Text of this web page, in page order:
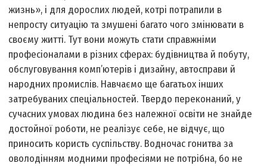
жизнь», і для дорослих людей, котрі потрапили в
непросту ситуацію та змушені багато чого змінювати в
своєму житті. Тут вони можуть стати справжніми
професіоналами в різних сферах: будівництва й побуту,
обслуговування комп’ютерів і дизайну, автосправи й
народних промислів. Навчаємо ще багатьох інших
затребуваних спеціальностей. Твердо переконаний, у
сучасних умовах людина без належної освіти не знайде
достойної роботи, не реалізує себе, не відчує, що
приносить користь суспільству. Водночас гонитва за
оволодінням модними професіями не потрібна, бо не